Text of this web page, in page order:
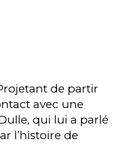
de partir
avec une
qui lui a parlé
l’histoire de